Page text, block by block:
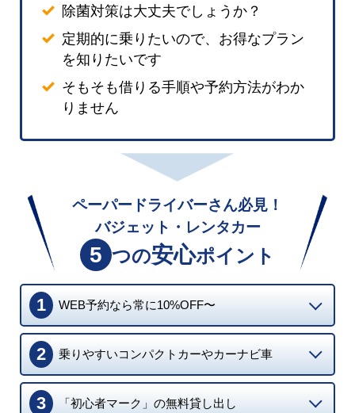
除菌対策は大丈夫でしょうか？
定期的に乗りたいので、お得なプラン
を知りたいです
そもそも借りる手順や予約方法がわか
りません
ペーパードライバーさん必見！
バジェット・レンタカー
5 つの安心ポイント
1 WEB予約なら常に10%OFF〜
2 乗りやすいコンパクトカーやカーナビ車
3 「初心者マーク」の無料貸し出し